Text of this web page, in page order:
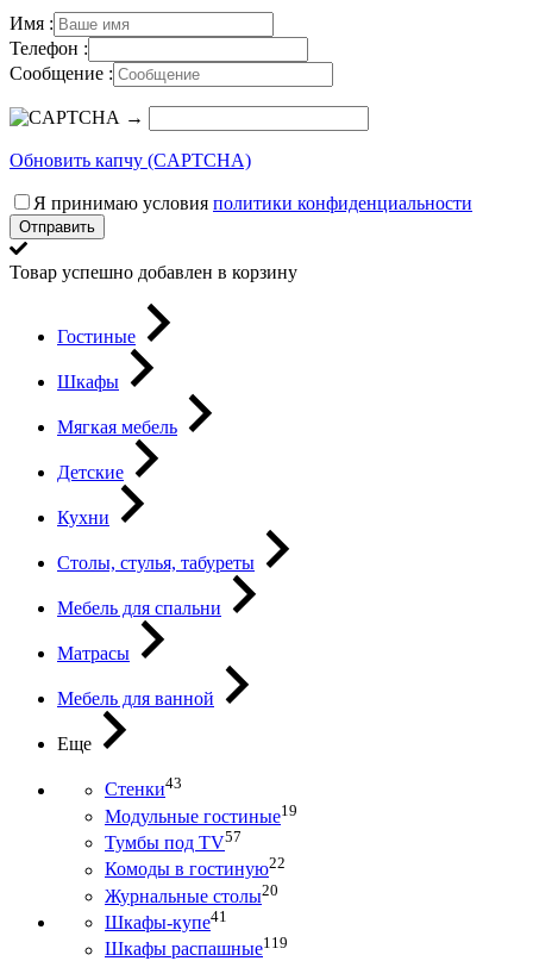
Имя :
Телефон :
Сообщение :
→
Обновить капчу (CAPTCHA)
Я принимаю условия политики конфиденциальности
Отправить
Товар успешно добавлен в корзину
Гостиные
Шкафы
Мягкая мебель
Детские
Кухни
Столы, стулья, табуреты
Мебель для спальни
Матрасы
Мебель для ванной
Еще
Стенки43
Модульные гостиные19
Тумбы под ТV57
Комоды в гостиную22
Журнальные столы20
Шкафы-купе41
Шкафы распашные119